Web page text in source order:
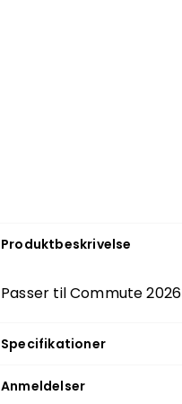
Produktbeskrivelse
Passer til Commute 2026
Specifikationer
Anmeldelser